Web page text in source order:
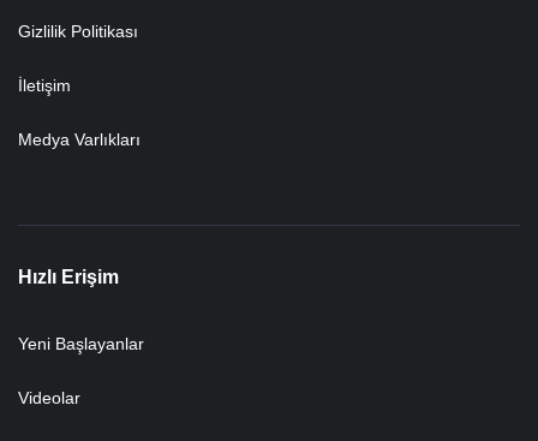
Gizlilik Politikası
İletişim
Medya Varlıkları
Hızlı Erişim
Yeni Başlayanlar
Videolar